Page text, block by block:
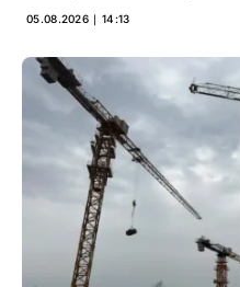
05.08.2026 ∣ 14:13